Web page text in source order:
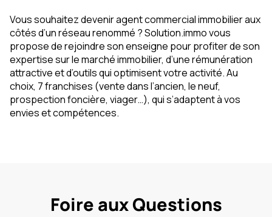
Vous souhaitez devenir agent commercial immobilier aux
côtés d’un réseau renommé ? Solution.immo vous
propose de rejoindre son enseigne pour profiter de son
expertise sur le marché immobilier, d’une rémunération
attractive et d’outils qui optimisent votre activité. Au
choix, 7 franchises (vente dans l’ancien, le neuf,
prospection foncière, viager…), qui s’adaptent à vos
envies et compétences.
Foire aux Questions